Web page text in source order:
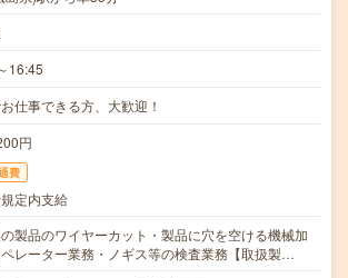
16:45
仕事できる方、大歓迎！
円
費
定内支給
の製品のワイヤーカット・製品に穴を空ける機械加
レーター業務・ノギス等の検査業務【取扱製…